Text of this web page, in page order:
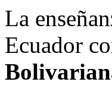
La
Ecuador